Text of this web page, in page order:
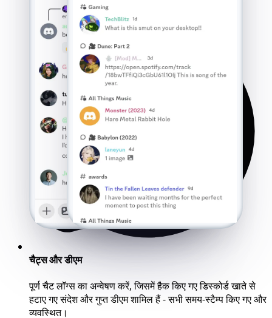
चैट्स और डीएम
पूर्ण चैट लॉग्स का अन्वेषण करें, जिसमें हैक किए गए डिस्कोर्ड खाते से
हटाए गए संदेश और गुप्त डीएम शामिल हैं - सभी समय-स्टैम्प किए गए और
व्यवस्थित।